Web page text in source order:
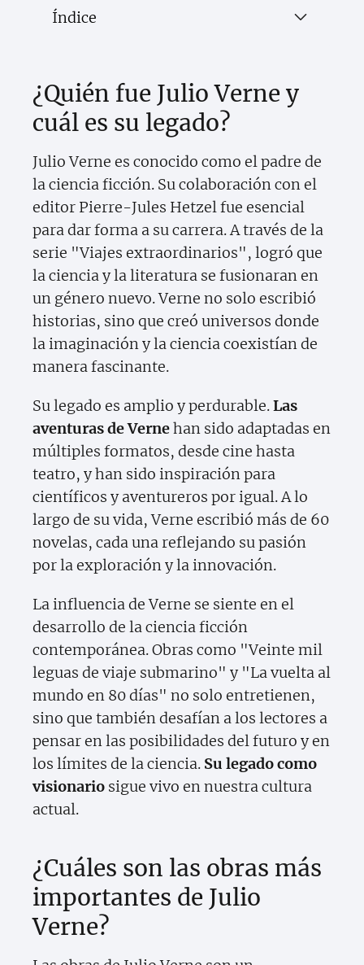
Índice
¿Quién fue Julio Verne y
cuál es su legado?
Julio Verne es conocido como el padre de
la ciencia ficción. Su colaboración con el
editor Pierre-Jules Hetzel fue esencial
para dar forma a su carrera. A través de la
serie "Viajes extraordinarios", logró que
la ciencia y la literatura se fusionaran en
un género nuevo. Verne no solo escribió
historias, sino que creó universos donde
la imaginación y la ciencia coexistían de
manera fascinante.
Su legado es amplio y perdurable.Las
aventuras de Vernehan sido adaptadas en
múltiples formatos, desde cine hasta
teatro, y han sido inspiración para
científicos y aventureros por igual. A lo
largo de su vida, Verne escribió más de 60
novelas, cada una reflejando su pasión
por la exploración y la innovación.
La influencia de Verne se siente en el
desarrollo de la ciencia ficción
contemporánea. Obras como "Veinte mil
leguas de viaje submarino" y "La vuelta al
mundo en 80 días" no solo entretienen,
sino que también desafían a los lectores a
pensar en las posibilidades del futuro y en
los límites de la ciencia. Su legado como
visionario sigue vivo en nuestra cultura
actual.
¿Cuáles son las obras más
importantes de Julio
Verne?